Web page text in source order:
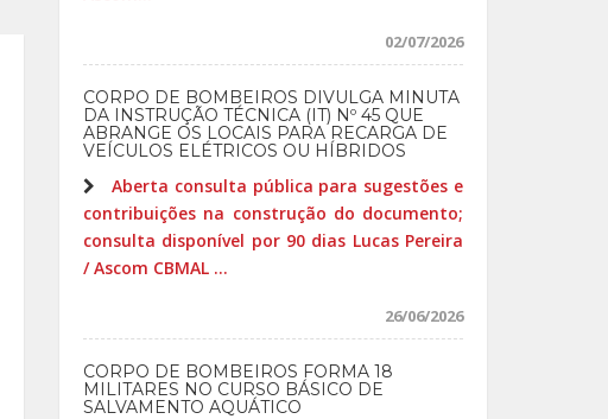
02/07/2026
CORPO DE BOMBEIROS DIVULGA MINUTA
DA INSTRUÇÃO TÉCNICA (IT) Nº 45 QUE
ABRANGE OS LOCAIS PARA RECARGA DE
VEÍCULOS ELÉTRICOS OU HÍBRIDOS
Aberta consulta pública para sugestões e
contribuições na construção do documento;
consulta disponível por 90 dias Lucas Pereira
/ Ascom CBMAL ...
26/06/2026
CORPO DE BOMBEIROS FORMA 18
MILITARES NO CURSO BÁSICO DE
SALVAMENTO AQUÁTICO